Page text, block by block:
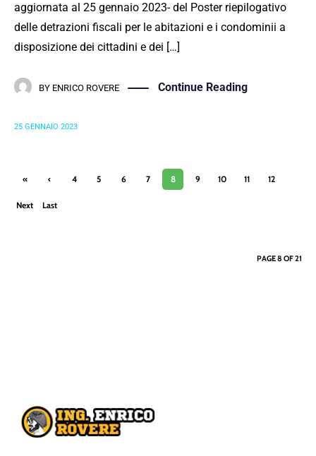
aggiornata al 25 gennaio 2023- del Poster riepilogativo
delle detrazioni fiscali per le abitazioni e i condominii a
disposizione dei cittadini e dei […]
BY ENRICO ROVERE Continue Reading
25 GENNAIO 2023
«
First
‹
Previ
4 5 6 7 8 9 10 11 12
Next
Last
PAGE 8 OF 21